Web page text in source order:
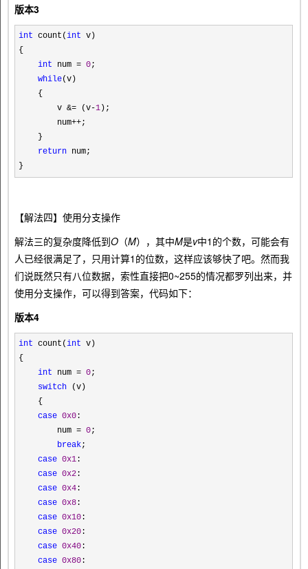
版本3
int count(int v)
{
int num = 0;
while(v)
{
v &= (v-1);
num++;
}
return num;
}
【解法四】使用分支操作
解法三的复杂度降低到O （M），其中M是v中1的个数，可能会有
人已经很满足了，只用计算1的位数，这样应该够快了吧。然而我
们说既然只有八位数据，索性直接把0~255的情况都罗列出来，并
使用分支操作，可以得到答案，代码如下：
版本4
int count(int v)
{
int num = 0;
switch (v)
{
case 0x0 :
num = 0;
break;
case 0x1 :
case 0x2 :
case 0x4 :
case 0x8 :
case 0x10 :
case 0x20 :
case 0x40 :
case 0x80 :